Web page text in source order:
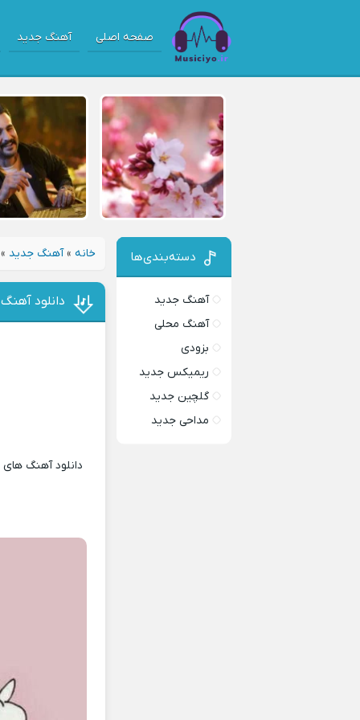
صفحه اصلی آهنگ جدید
خانه »آهنگ جدید
دانلود
دانلود آهنگ
دسته‌بندی‌ها
آهنگ جدید
آهنگ محلی
بزودی
ریمیکس جدید
گلچین جدید
مداحی جدید